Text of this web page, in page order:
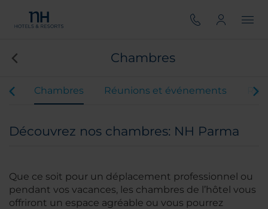
Chambres
Chambres Réunions et événements
Découvrez nos chambres: NH Parma
Que ce soit pour un déplacement professionnel ou
pendant vos vacances, les chambres de l’hôtel vous
offriront un espace agréable ou vous pourrez